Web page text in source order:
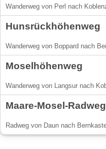
Wanderweg von Perl nach
Hunsrückhöhenweg
Wanderweg von Boppard nach
Moselhöhenweg
Wanderweg von Langsur nach
Maare-Mosel-Radweg
Radweg von Daun nach